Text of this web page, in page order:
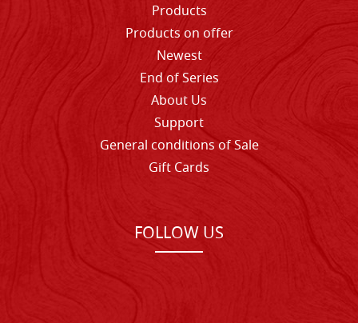
Products
Products on offer
Newest
End of Series
About Us
Support
General conditions of Sale
Gift Cards
FOLLOW US